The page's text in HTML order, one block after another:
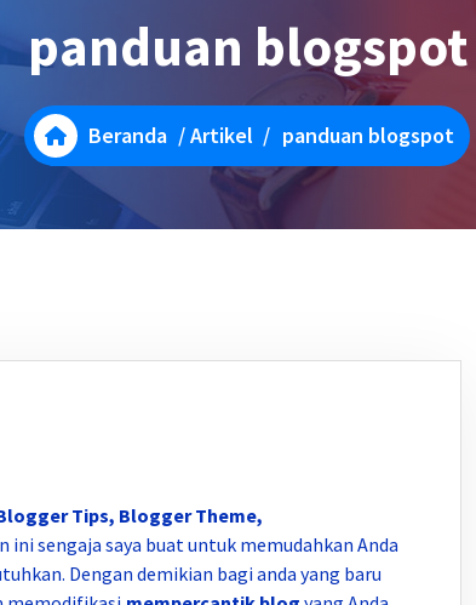
panduan blogspot
Beranda /Artikel / panduan blogspot
Tips, Blogger Theme,
ini sengaja saya buat untuk memudahkan Anda
Dengan demikian bagi anda yang baru